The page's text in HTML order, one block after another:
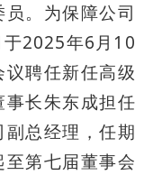
。为保障公司
2025年6月10
聘任新任高级
长朱东成担任
总经理，任期
第七届董事会